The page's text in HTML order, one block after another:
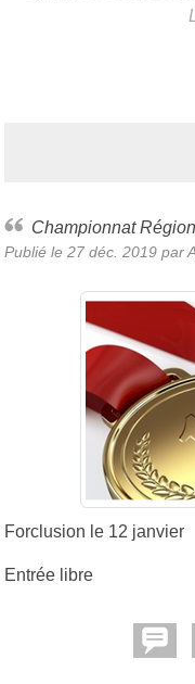
Championnat
Publié le 27 déc. 2019 par
Forclusion le 12 janvier
Entrée libre